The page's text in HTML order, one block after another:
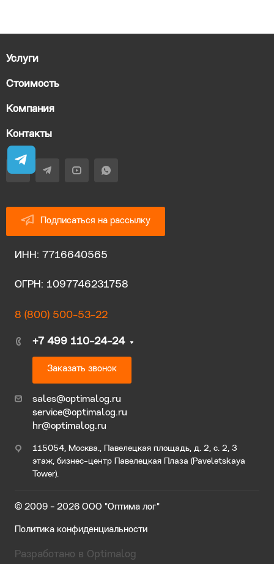
Услуги
Стоимость
Компания
Контакты
Подписаться на рассылку
ИНН: 7716640565
ОГРН: 1097746231758
8 (800) 500-53-22
+7 499 110-24-24
Заказать звонок
sales@optimalog.ru
service@optimalog.ru
hr@optimalog.ru
115054, Москва., Павелецкая площадь, д. 2, с. 2, 3
этаж, бизнес-центр Павелецкая Плаза (Paveletskaya
Tower).
© 2009 - 2026 ООО "Оптима лог"
Политика конфиденциальности
Разработано в Optimalog